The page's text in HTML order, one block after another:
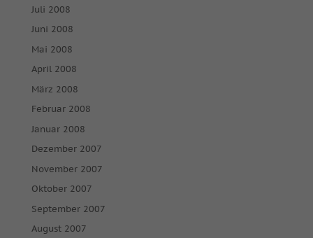
Juli 2008
Juni 2008
Mai 2008
April 2008
März 2008
Februar 2008
Januar 2008
Dezember 2007
November 2007
Oktober 2007
September 2007
August 2007